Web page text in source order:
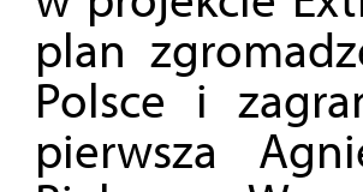
plan
Polsce i
pierwsza